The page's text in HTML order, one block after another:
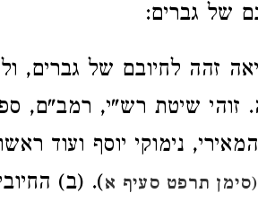
של גברים:
זהה לחיובם של גברים,
זוהי שיטת רש"י, רמב"ם,
נימוקי יוסף ועוד
תרפט סעיף א). (ב)